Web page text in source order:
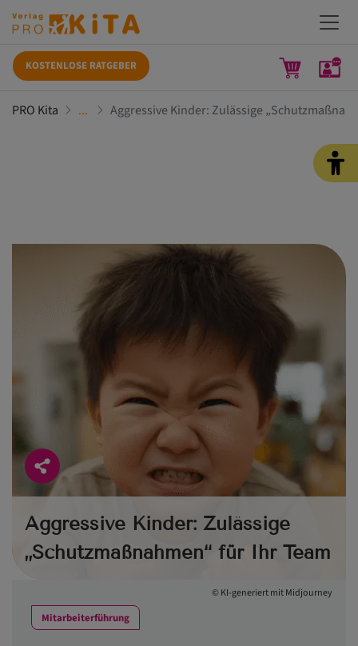
KOSTENLOSE RATGEBER
PRO Kita Aggressive Kinder: Zulässige
Aggressive Kinder: Zulässige
„Schutzmaßnahmen“ für Ihr Team
© KI-generiert mit Midjourney
Mitarbeiterführung